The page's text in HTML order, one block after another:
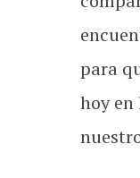
para
hoy